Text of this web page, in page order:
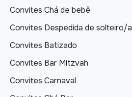
Convites Chá de bebê
Convites Despedida de solteiro/a
Convites Batizado
Convites Bar Mitzvah
Convites Carnaval